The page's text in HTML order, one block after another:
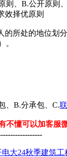
则、B.公开原则
效择优原则
的所处的地位划
、B.分承包、C.
不懂可以加客服
电大24秋季建筑